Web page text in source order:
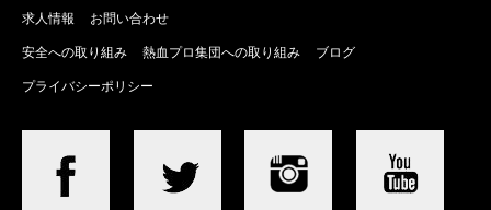
求人情報 お問い合わせ
安全への取り組み 熱血プロ集団への取り組み ブログ
プライバシーポリシー